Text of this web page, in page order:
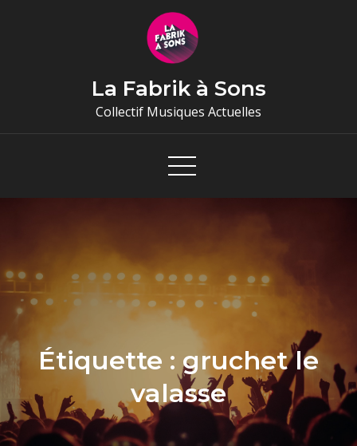
La Fabrik à Sons
Collectif Musiques Actuelles
Étiquette : gruchet le
valasse